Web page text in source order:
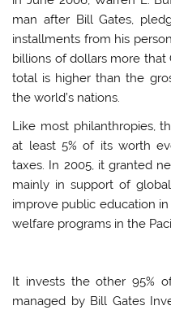
man after Bill Gates,
installments from his
billions of dollars more that
total is higher than the
the world’s nations.
Like most philanthropies,
at least 5% of its worth
taxes. In 2005, it granted
mainly in support of
improve public education
welfare programs in the
It invests the other 95%
managed by Bill Gates